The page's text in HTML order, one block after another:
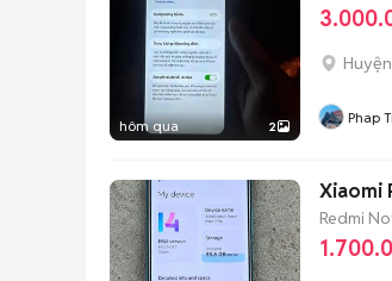
hôm qua 2 Phap
Xiaomi
Redmi